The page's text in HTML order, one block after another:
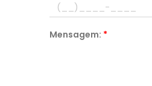
Mensagem: *